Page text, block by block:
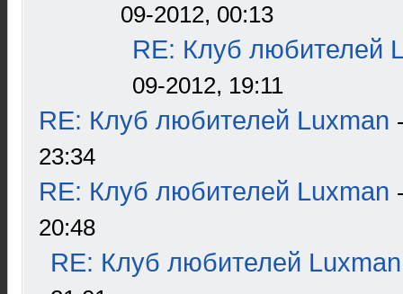
09-2012, 00:13
RE: Клуб любителей
09-2012, 19:11
RE: Клуб любителей Luxman
23:34
RE: Клуб любителей Luxman
20:48
RE: Клуб любителей Luxman